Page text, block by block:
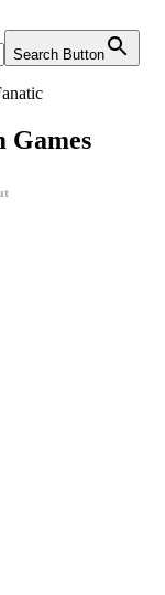
Search Button
Games